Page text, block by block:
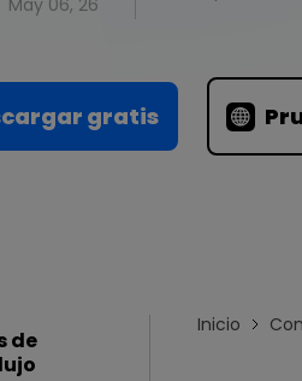
May 06, 26
gratis
de
Inicio